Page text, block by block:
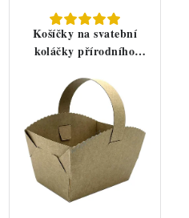
Košíčky na svatební
koláčky přírodního